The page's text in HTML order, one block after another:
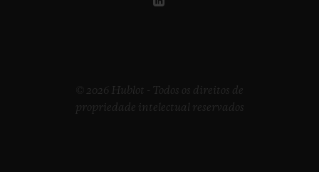
© 2026 Hublot - Todos os direitos de
propriedade intelectual reservados